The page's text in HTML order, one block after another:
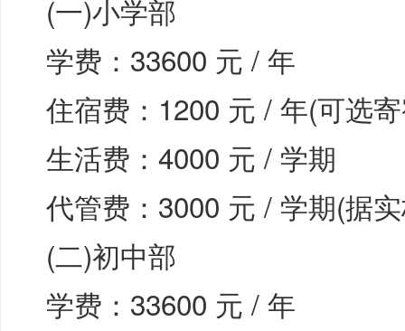
(一)小学部
学费：33600 元 / 年
住宿费：1200 元 / 年(可选
生活费：4000 元 / 学期
代管费：3000 元 / 学期(据
(二)初中部
学费：33600 元 / 年